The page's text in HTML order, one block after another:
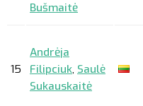
Bušmaitė
15
Andrėja
Filipciuk, Saulė
Sukauskaitė